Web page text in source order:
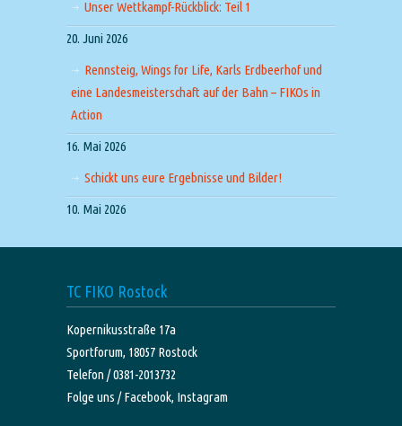
Unser Wettkampf-Rückblick: Teil 1
20. Juni 2026
Rennsteig, Wings for Life, Karls Erdbeerhof und
eine Landesmeisterschaft auf der Bahn – FIKOs in
Action
16. Mai 2026
Schickt uns eure Ergebnisse und Bilder!
10. Mai 2026
TC FIKO Rostock
Kopernikusstraße 17a
Sportforum, 18057 Rostock
Telefon / 0381-2013732
Folge uns /Facebook, Instagram